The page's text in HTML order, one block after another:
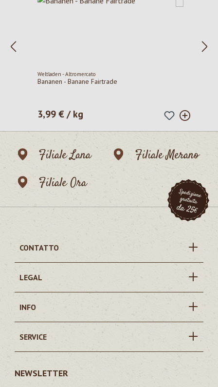
Weltladen - Altromercato
Bananen - Banane Fairtrade
Prezzo normale:
3,99 € / kg
Filiale Lana
Filiale Merano
Filiale Ora
CONTATTO
LEGAL
INFO
SERVICE
NEWSLETTER